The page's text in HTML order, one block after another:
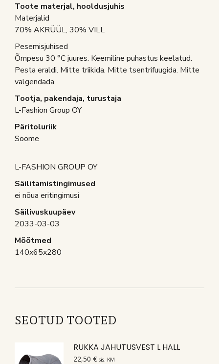
Toote materjal, hooldusjuhis
Materjalid
70% AKRÜÜL, 30% VILL
Pesemisjuhised
Õrnpesu 30 °C juures. Keemiline puhastus keelatud.
Pesta eraldi. Mitte triikida. Mitte tsentrifuugida. Mitte
valgendada.
Tootja, pakendaja, turustaja
L-Fashion Group OY
Päritoluriik
Soome
L-FASHION GROUP OY
Säilitamistingimused
ei nõua eritingimusi
Säilivuskuupäev
2033-03-03
Mõõtmed
140x65x280
SEOTUD TOOTED
RUKKA JAHUTUSVEST L HALL
22,50 € sis. KM